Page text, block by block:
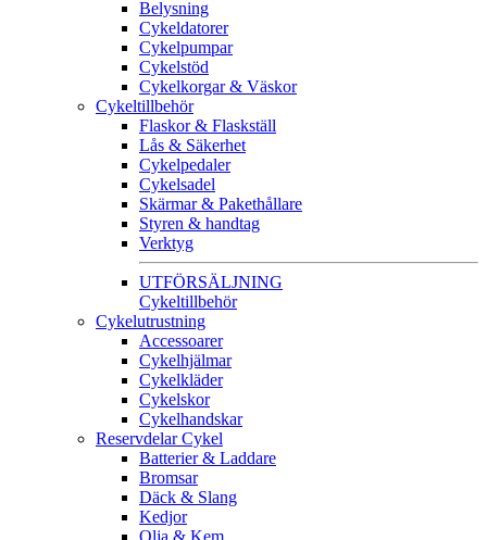
Belysning
Cykeldatorer
Cykelpumpar
Cykelstöd
Cykelkorgar & Väskor
Cykeltillbehör
Flaskor & Flaskställ
Lås & Säkerhet
Cykelpedaler
Cykelsadel
Skärmar & Pakethållare
Styren & handtag
Verktyg
UTFÖRSÄLJNING
Cykeltillbehör
Cykelutrustning
Accessoarer
Cykelhjälmar
Cykelkläder
Cykelskor
Cykelhandskar
Reservdelar Cykel
Batterier & Laddare
Bromsar
Däck & Slang
Kedjor
Olja & Kem